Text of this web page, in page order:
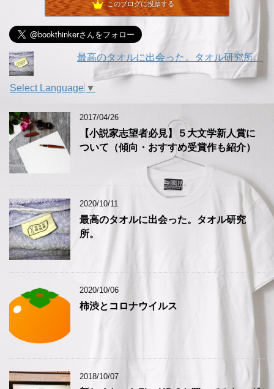
20位 GIOの好きに生きてます。
このブログに投票する
最高のタオルに出会った。タオル研究所。
Select Language ▼
2017/04/26
【小説家志望者必見】５大文学新人賞に
ついて（傾向・おすすめ受賞作も紹介）
2020/10/11
最高のタオルに出会った。タオル研究
所。
2020/10/06
柿渋とコロナウイルス
2018/10/07